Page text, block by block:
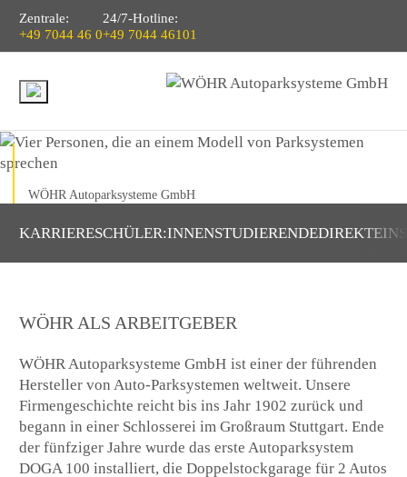
Zentrale:
+49 7044 46 0
24/7-Hotline:
+49 7044 46101
WÖHR Autoparksysteme GmbH
KARRIERESCHÜLER:INNENSTUDIERENDE
WÖHR ALS ARBEITGEBER
WÖHR Autoparksysteme GmbH ist einer der führenden
Hersteller von Auto-Parksystemen weltweit. Unsere
Firmengeschichte reicht bis ins Jahr 1902 zurück und
begann in einer Schlosserei im Großraum Stuttgart. Ende
der fünfziger Jahre wurde das erste Autoparksystem
DOGA 100 installiert, die Doppelstockgarage für 2 Autos